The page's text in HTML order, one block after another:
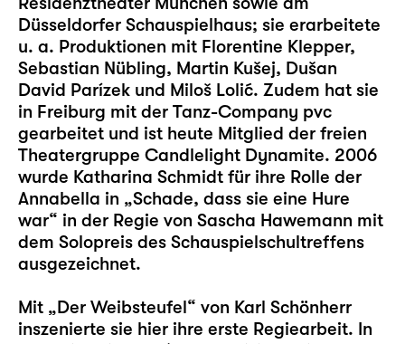
Düsseldorfer Schauspielhaus; sie erarbeitete
u. a. Produktionen mit Florentine Klepper,
Sebastian Nübling, Martin Kušej, Dušan
David Parízek und Miloš Lolić. Zudem hat sie
in Freiburg mit der Tanz-Company pvc
gearbeitet und ist heute Mitglied der freien
Theatergruppe Candlelight Dynamite. 2006
wurde Katharina Schmidt für ihre Rolle der
Annabella in „Schade, dass sie eine Hure
war“ in der Regie von Sascha Hawemann mit
dem Solopreis des Schauspielschultreffens
ausgezeichnet.
Mit „Der Weibsteufel“ von Karl Schönherr
inszenierte sie hier ihre erste Regiearbeit. In